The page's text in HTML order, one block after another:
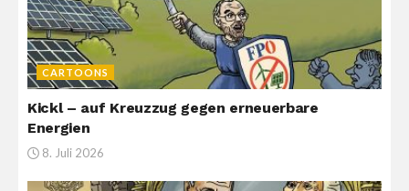
CARTOONS
Kickl – auf Kreuzzug gegen erneuerbare
Energien
8. Juli 2026